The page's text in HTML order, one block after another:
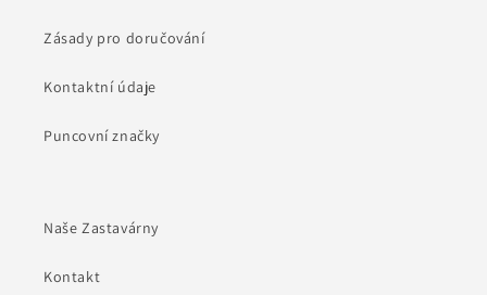
Zásady pro doručování
Kontaktní údaje
Puncovní značky
Naše Zastavárny
Kontakt